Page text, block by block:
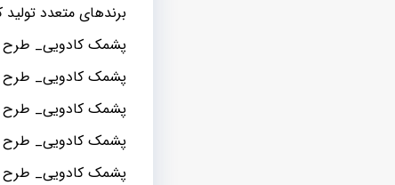
برندهای متعدد
پشمک کادویی_
پشمک کادویی_ طرح
پشمک کادویی_
پشمک کادویی_ طرح
پشمک کادویی_ طرح